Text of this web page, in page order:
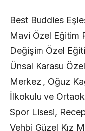
Best Buddies
Mavi Özel Eğitim
Değişim Özel
Ünsal Karasu
Merkezi, Oğuz
İlkokulu ve
Spor Lisesi,
Vehbi Güzel Kız